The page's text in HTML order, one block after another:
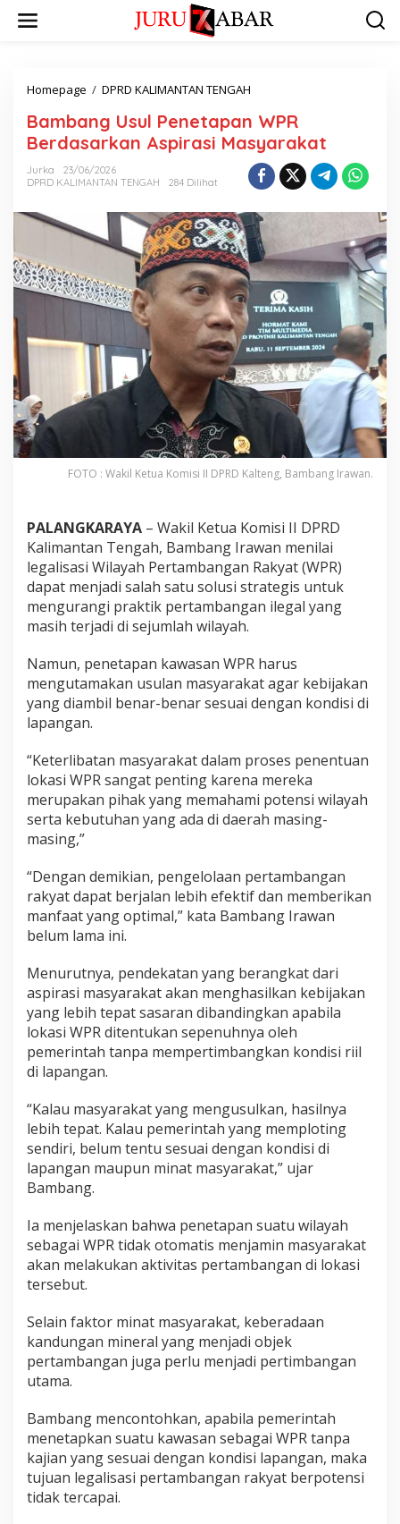
Homepage / DPRD KALIMANTAN TENGAH
Bambang Usul Penetapan WPR
Berdasarkan Aspirasi Masyarakat
Jurka
23/06/2026
DPRD KALIMANTAN TENGAH
284 Dilihat
FOTO : Wakil Ketua Komisi II DPRD Kalteng, Bambang Irawan.
PALANGKARAYA – Wakil Ketua Komisi II DPRD
Kalimantan Tengah, Bambang Irawan menilai
legalisasi Wilayah Pertambangan Rakyat (WPR)
dapat menjadi salah satu solusi strategis untuk
mengurangi praktik pertambangan ilegal yang
masih terjadi di sejumlah wilayah.
Namun, penetapan kawasan WPR harus
mengutamakan usulan masyarakat agar kebijakan
yang diambil benar-benar sesuai dengan kondisi di
lapangan.
“Keterlibatan masyarakat dalam proses penentuan
lokasi WPR sangat penting karena mereka
merupakan pihak yang memahami potensi wilayah
serta kebutuhan yang ada di daerah masing-
masing,”
“Dengan demikian, pengelolaan pertambangan
rakyat dapat berjalan lebih efektif dan memberikan
manfaat yang optimal,” kata Bambang Irawan
belum lama ini.
Menurutnya, pendekatan yang berangkat dari
aspirasi masyarakat akan menghasilkan kebijakan
yang lebih tepat sasaran dibandingkan apabila
lokasi WPR ditentukan sepenuhnya oleh
pemerintah tanpa mempertimbangkan kondisi riil
di lapangan.
“Kalau masyarakat yang mengusulkan, hasilnya
lebih tepat. Kalau pemerintah yang memploting
sendiri, belum tentu sesuai dengan kondisi di
lapangan maupun minat masyarakat,” ujar
Bambang.
Ia menjelaskan bahwa penetapan suatu wilayah
sebagai WPR tidak otomatis menjamin masyarakat
akan melakukan aktivitas pertambangan di lokasi
tersebut.
Selain faktor minat masyarakat, keberadaan
kandungan mineral yang menjadi objek
pertambangan juga perlu menjadi pertimbangan
utama.
Bambang mencontohkan, apabila pemerintah
menetapkan suatu kawasan sebagai WPR tanpa
kajian yang sesuai dengan kondisi lapangan, maka
tujuan legalisasi pertambangan rakyat berpotensi
tidak tercapai.